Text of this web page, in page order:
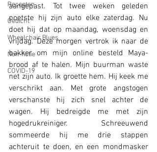
Recepten
Gedicht
Wheelchair Blues
Non-fictie
COVID-19
aangepast. Tot twee weken geleden
poetste hij zijn auto elke zaterdag. Nu
doet hij dat op maandag, woensdag en
vrijdag. Deze morgen vertrok ik naar de
bakker om mijn online besteld Maya-
brood af te halen. Mijn buurman waste
net zijn auto. Ik groette hem. Hij keek me
verschrikt aan. Met grote angstogen
verschanste hij zich snel achter de
wagen. Hij bedreigde me met zijn
hogedrukreiniger. Schreeuwend
sommeerde hij me drie stappen
achteruit te doen, en een mondmasker